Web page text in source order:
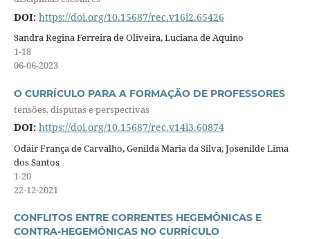
DOI: https://doi.org/10.15687/rec.v16i2.65426
Sandra Regina Ferreira de Oliveira, Luciana de Aquino
1-18
06-06-2023
O CURRÍCULO PARA A FORMAÇÃO DE PROFESSORES
tensões, disputas e perspectivas
DOI: https://doi.org/10.15687/rec.v14i3.60874
Odair França de Carvalho, Genilda Maria da Silva, Josenilde Lima
dos Santos
1-20
22-12-2021
CONFLITOS ENTRE CORRENTES HEGEMÔNICAS E
CONTRA-HEGEMÔNICAS NO CURRÍCULO